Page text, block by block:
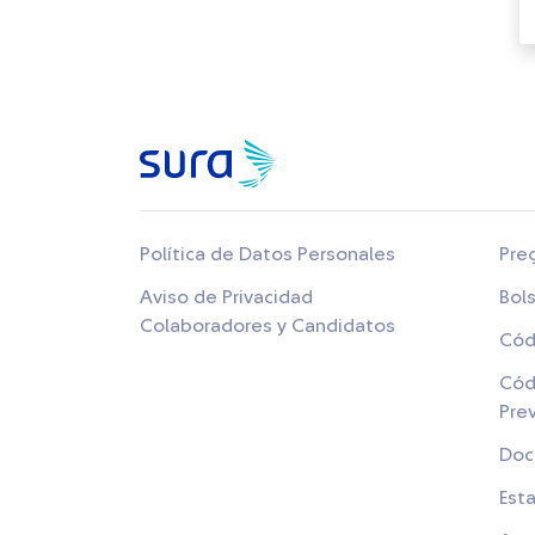
Política de Datos Personales
Aviso de Privacidad
Colaboradores y Candidatos